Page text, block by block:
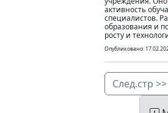
активность
специалистов.
образования и
росту и
Опубликовано:
След.стр >>